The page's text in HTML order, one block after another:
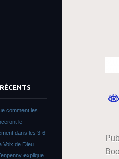
comment les
le
dans les 3-6
de Dieu
explique